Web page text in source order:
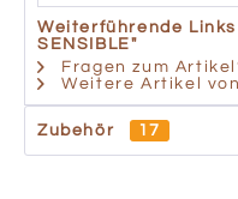
Weiterführende
SENSIBLE"
Fragen zum
Weitere Artikel
Zubehör 17